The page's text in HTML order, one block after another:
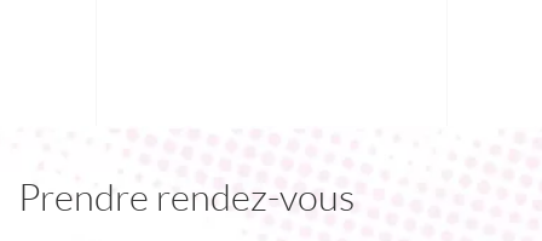
Prendre rendez-vous